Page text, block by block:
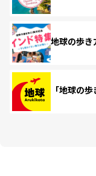
地球の歩き
「地球の